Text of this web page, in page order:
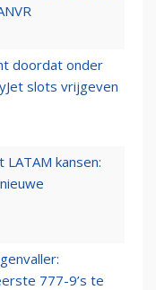
doordat onder
slots vrijgeven
kansen:
777-9’s te